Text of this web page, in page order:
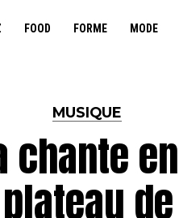
FOOD FORME MODE
MUSIQUE
chante